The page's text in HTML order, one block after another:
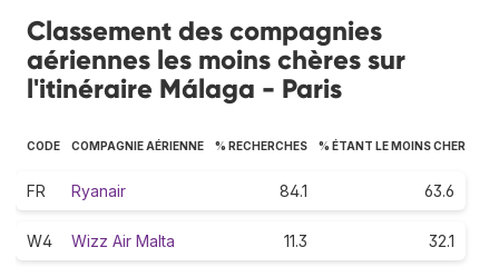
Classement des compagnies
aériennes les moins chères sur
l'itinéraire Málaga - Paris
CODE COMPAGNIE AÉRIENNE % RECHERCHES % ÉTANT LE MOINS CHER
FR Ryanair 84.1 63.6
W4 Wizz Air Malta 11.3 32.1